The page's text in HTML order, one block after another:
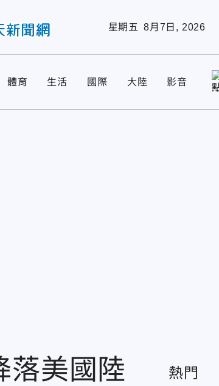
星期五 8月7日, 2026
體育 生活 國際 大陸 影音
美國陸
熱門